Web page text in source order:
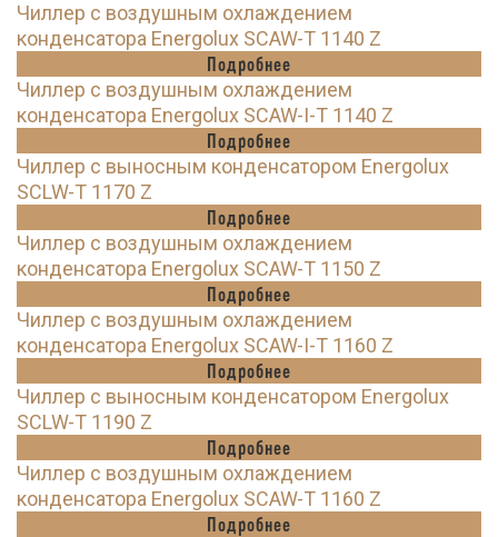
Чиллер с воздушным охлаждением
конденсатора Energolux SCAW-T 1140 Z
Подробнее
Чиллер с воздушным охлаждением
конденсатора Energolux SCAW-I-T 1140 Z
Подробнее
Чиллер с выносным конденсатором Energolux
SCLW-T 1170 Z
Подробнее
Чиллер с воздушным охлаждением
конденсатора Energolux SCAW-T 1150 Z
Подробнее
Чиллер с воздушным охлаждением
конденсатора Energolux SCAW-I-T 1160 Z
Подробнее
Чиллер с выносным конденсатором Energolux
SCLW-T 1190 Z
Подробнее
Чиллер с воздушным охлаждением
конденсатора Energolux SCAW-T 1160 Z
Подробнее